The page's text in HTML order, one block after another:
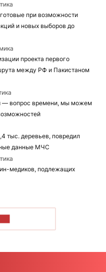
при возможности
и новых выборов до
проекта первого
между РФ и Пакистаном
— вопрос времени, мы можем
тыс. деревьев, повредил
данные МЧС
медиков, подлежащих